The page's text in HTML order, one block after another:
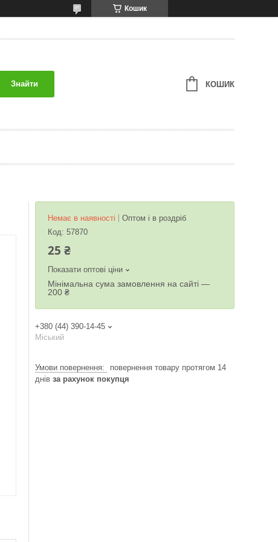
Кошик
Знайти КОШИК
Немає в наявності
Оптом і в роздріб
Код: 57870
25 ₴
Показати оптові ціни
Мінімальна сума замовлення на сайті —
200 ₴
+380 (44) 390-14-45
Міський
повернення товару протягом 14
днів за рахунок покупця